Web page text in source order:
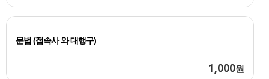
문법 (접속사 와 대행구)
1,000원